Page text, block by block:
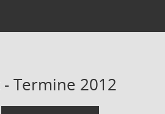
Termine 2012